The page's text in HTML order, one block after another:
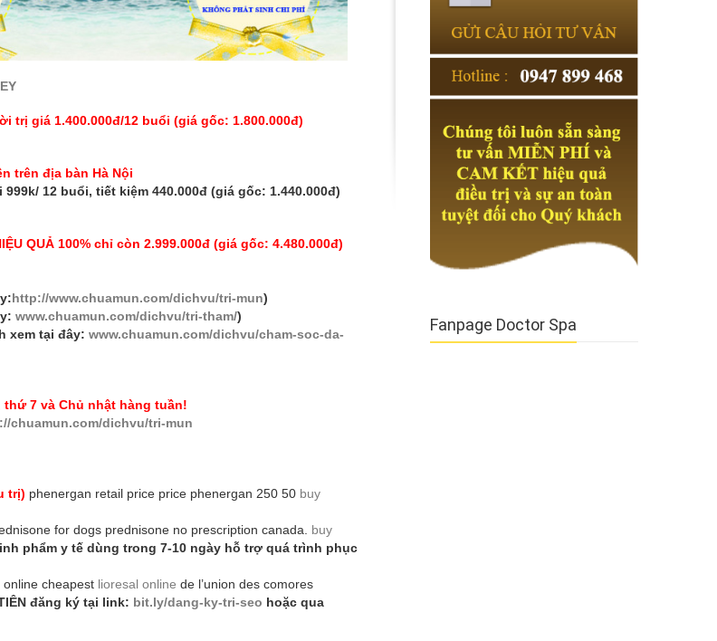
trị giá 1.400.000đ/12 buổi (giá gốc: 1.800.000đ)
trên địa bàn Hà Nội
12 buổi, tiết kiệm 440.000đ (giá gốc: 1.440.000đ)
QUẢ 100% chỉ còn 2.999.000đ (giá gốc: 4.480.000đ)
http://www.chuamun.com/dichvu/tri-mun)
www.chuamun.com/dichvu/tri-tham/)
xem tại đây: www.chuamun.com/dichvu/cham-soc-da-
thứ 7 và Chủ nhật hàng tuần!
chuamun.com/dichvu/tri-mun
trị) phenergan retail price price phenergan 250 50 buy
for dogs prednisone no prescription canada. buy
phẩm y tế dùng trong 7-10 ngày hỗ trợ quá trình phục
online cheapest lioresal online de l’union des comores
đăng ký tại link: bit.ly/dang-ky-tri-seo hoặc qua
Fanpage Doctor Spa